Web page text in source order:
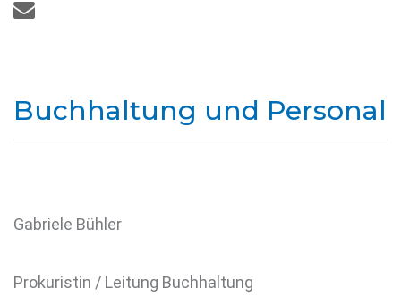

Buchhaltung und Personal
Gabriele Bühler
Prokuristin / Leitung Buchhaltung